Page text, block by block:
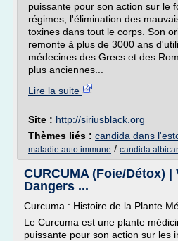
puissante pour son action sur le
régimes, l'élimination des
toxines dans tout le corps. Son
remonte à plus de 3000 ans
médecines des Grecs et des
plus anciennes...
Lire la suite
Site : http://siriusblack.org
Thèmes liés : candida dans
maladie auto immune / candida
CURCUMA (Foie/Détox)
Dangers ...
Curcuma : Histoire de la Plante
Le Curcuma est une plante
puissante pour son action sur les